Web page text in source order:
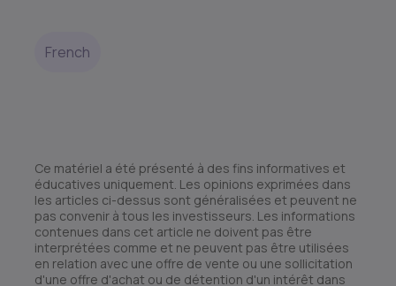
French
Ce matériel a été présenté à des fins informatives et
éducatives uniquement. Les opinions exprimées dans
les articles ci-dessus sont généralisées et peuvent ne
pas convenir à tous les investisseurs. Les informations
contenues dans cet article ne doivent pas être
interprétées comme et ne peuvent pas être utilisées
en relation avec une offre de vente ou une sollicitation
d'une offre d'achat ou de détention d'un intérêt dans